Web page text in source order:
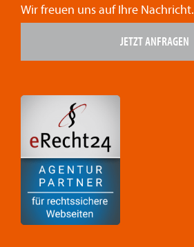
Wir freuen uns auf Ihre Nachricht.
JETZT ANFRAGEN